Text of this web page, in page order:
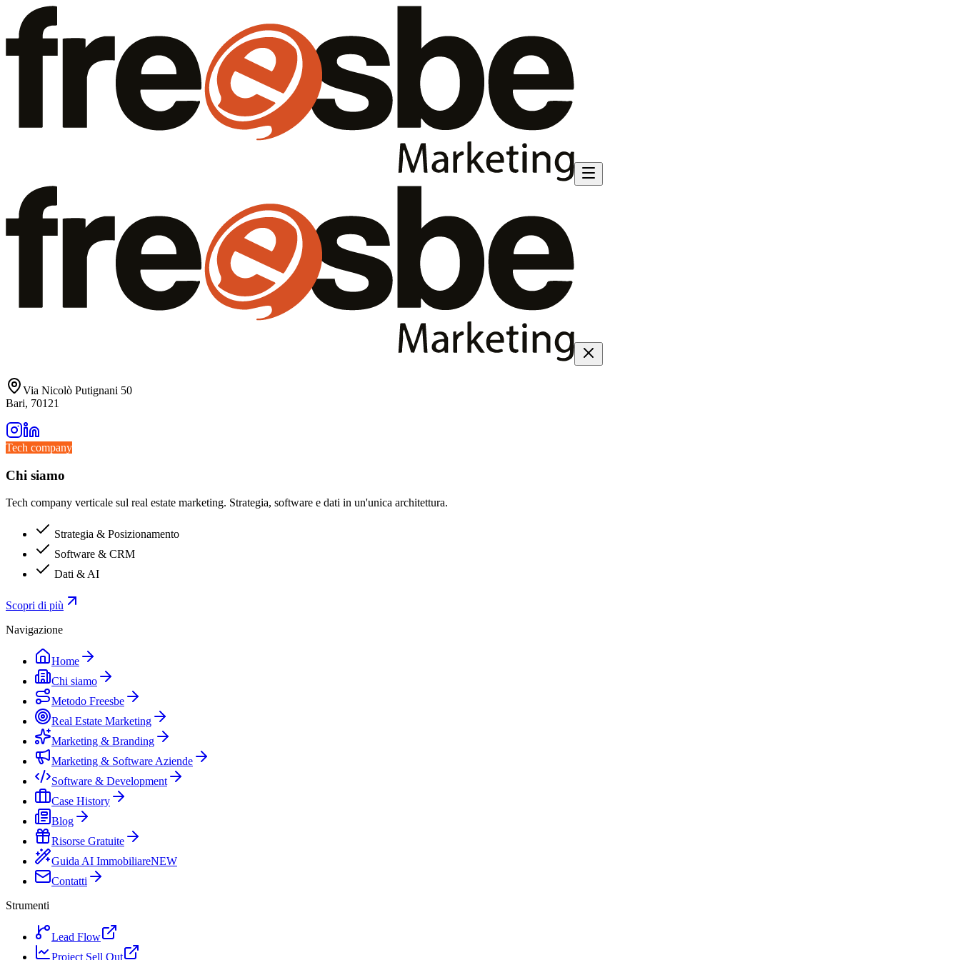
Via Nicolò Putignani 50
Bari, 70121
Tech company
Chi siamo
Tech company verticale sul real estate marketing. Strategia, software e dati in un'unica architettura.
Strategia & Posizionamento
Software & CRM
Dati & AI
Scopri di più
Navigazione
Home
Chi siamo
Metodo Freesbe
Real Estate Marketing
Marketing & Branding
Marketing & Software Aziende
Software & Development
Case History
Blog
Risorse Gratuite
Guida AI ImmobiliareNEW
Contatti
Strumenti
Lead Flow
Project Sell Out